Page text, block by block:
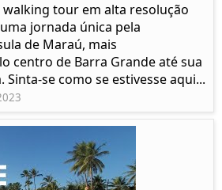
tour em alta resolução
jornada única pela
de Maraú, mais
centro de Barra Grande até sua
se como se estivesse aqui...